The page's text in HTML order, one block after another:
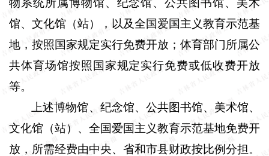
物系统所属博物馆、纪念馆、公共图书馆、美术
馆、文化馆（站），以及全国爱国主义教育示范基
地，按照国家规定实行免费开放；体育部门所属公
共体育场馆按照国家规定实行免费或低收费开放
等。
上述博物馆、纪念馆、公共图书馆、美术馆、
文化馆（站）、全国爱国主义教育示范基地免费开
放，所需经费由中央、省和市县财政按比例分担。